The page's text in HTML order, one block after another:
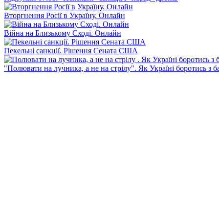
Вторгнення Росії в Україну. Онлайн
Війна на Близькому Сході. Онлайн
Пекельні санкції. Рішення Сената США
"Полювати на лучника, а не на стрілу". Як Україні боротись з